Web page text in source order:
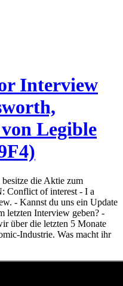
Interview
Legible
die Aktie zum
Conflict of interest - I a
- Kannst du uns ein Update
letzten Interview geben? -
über die letzten 5 Monate
Industrie. Was macht ihr